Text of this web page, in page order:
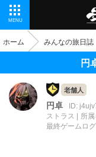
MENU
ホーム みんなの旅日誌
円
老舗人
円卓
ID:
ストラス
所
最終ゲームロ